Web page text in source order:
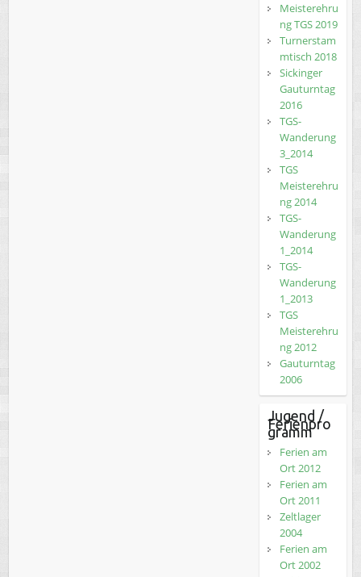
Meisterehru
ng TGS 2019
Turnerstam
mtisch 2018
Sickinger
Gauturntag
2016
TGS-
Wanderung
3_2014
TGS
Meisterehru
ng 2014
TGS-
Wanderung
1_2014
TGS-
Wanderung
1_2013
TGS
Meisterehru
ng 2012
Gauturntag
2006
Jugend /
Ferienpro
gramm
Ferien am
Ort 2012
Ferien am
Ort 2011
Zeltlager
2004
Ferien am
Ort 2002